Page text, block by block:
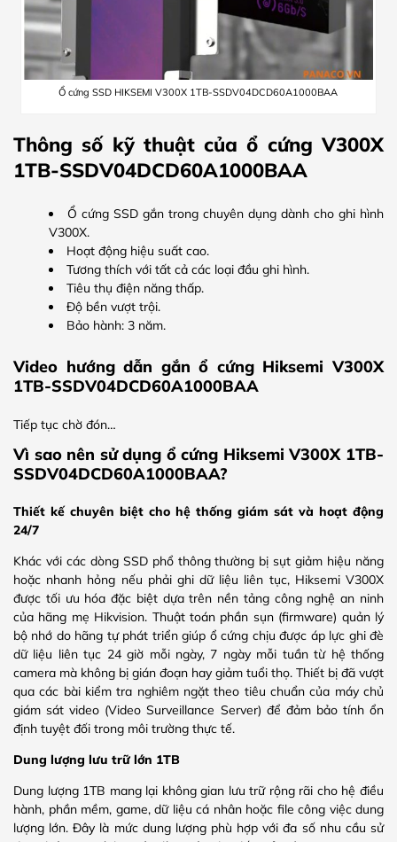
Ổ cứng SSD HIKSEMI V300X 1TB-SSDV04DCD60A1000BAA
Thông số kỹ thuật của ổ cứng V300X
1TB-SSDV04DCD60A1000BAA
Ổ cứng SSD gắn trong chuyên dụng dành cho ghi hình
V300X.
Hoạt động hiệu suất cao.
Tương thích với tất cả các loại đầu ghi hình.
Tiêu thụ điện năng thấp.
Độ bền vượt trội.
Bảo hành: 3 năm.
Video hướng dẫn gắn ổ cứng Hiksemi V300X
1TB-SSDV04DCD60A1000BAA
Tiếp tục chờ đón…
Vì sao nên sử dụng ổ cứng Hiksemi V300X 1TB-
SSDV04DCD60A1000BAA?
Thiết kế chuyên biệt cho hệ thống giám sát và hoạt động
24/7
Khác với các dòng SSD phổ thông thường bị sụt giảm hiệu năng
hoặc nhanh hỏng nếu phải ghi dữ liệu liên tục, Hiksemi V300X
được tối ưu hóa đặc biệt dựa trên nền tảng công nghệ an ninh
của hãng mẹ Hikvision. Thuật toán phần sụn (firmware) quản lý
bộ nhớ do hãng tự phát triển giúp ổ cứng chịu được áp lực ghi đè
dữ liệu liên tục 24 giờ mỗi ngày, 7 ngày mỗi tuần từ hệ thống
camera mà không bị gián đoạn hay giảm tuổi thọ. Thiết bị đã vượt
qua các bài kiểm tra nghiêm ngặt theo tiêu chuẩn của máy chủ
giám sát video (Video Surveillance Server) để đảm bảo tính ổn
định tuyệt đối trong môi trường thực tế.
Dung lượng lưu trữ lớn 1TB
Dung lượng 1TB mang lại không gian lưu trữ rộng rãi cho hệ điều
hành, phần mềm, game, dữ liệu cá nhân hoặc file công việc dung
lượng lớn. Đây là mức dung lượng phù hợp với đa số nhu cầu sử